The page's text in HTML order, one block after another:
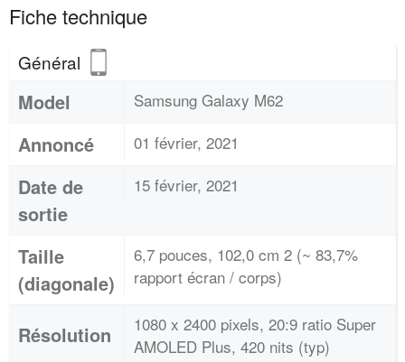
Fiche technique
Général
Model Samsung Galaxy M62
Annoncé 01 février, 2021
Date de
sortie
15 février, 2021
Taille
(diagonale)
6,7 pouces, 102,0 cm 2 (~ 83,7%
rapport écran / corps)
Résolution
1080 x 2400 pixels, 20:9 ratio Super
AMOLED Plus, 420 nits (typ)